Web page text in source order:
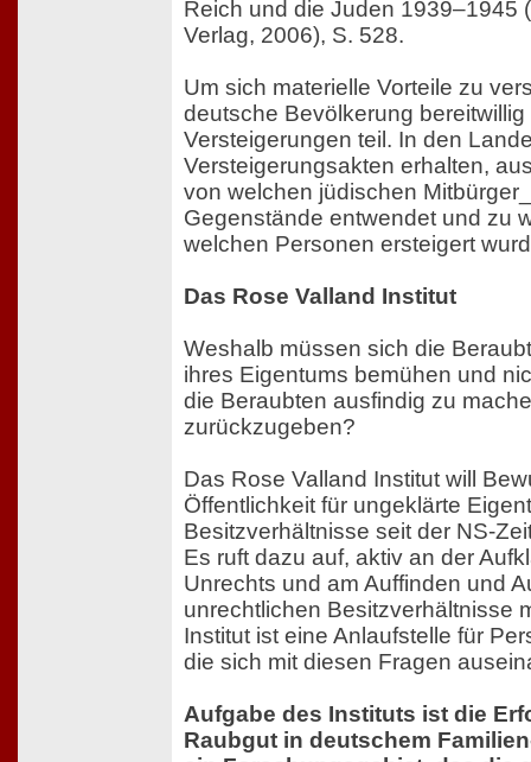
Reich und die Juden 1939–1945
Verlag, 2006), S. 528.
Um sich materielle Vorteile zu
deutsche Bevölkerung
Versteigerungen teil. In den
Versteigerungsakten erhalten,
von welchen jüdischen
Gegenstände entwendet und zu
welchen Personen ersteigert
Das Rose Valland Institut
Weshalb müssen sich die
ihres Eigentums bemühen und
die Beraubten ausfindig zu
zurückzugeben?
Das Rose Valland Institut will
Öffentlichkeit für ungeklärte
Besitzverhältnisse seit der NS-
Es ruft dazu auf, aktiv an der
Unrechts und am Auffinden und
unrechtlichen Besitzverhältnisse
Institut ist eine Anlaufstelle für
die sich mit diesen Fragen
Aufgabe des Instituts ist die
Raubgut in deutschem